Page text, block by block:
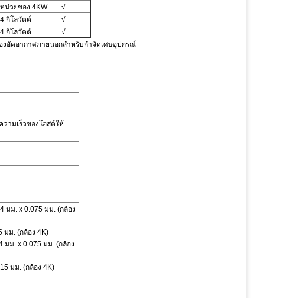
หน่วยของ 4KW
√
กิโลวัตต์
√
กิโลวัตต์
√
งอัดอากาศภายนอกสำหรับกำจัดเศษอุปกรณ์
ามเร็วของโฮสต์ให้
มม. x 0.075 มม. (กล้อง
มม. (กล้อง 4K)
มม. x 0.075 มม. (กล้อง
มม. (กล้อง 4K)